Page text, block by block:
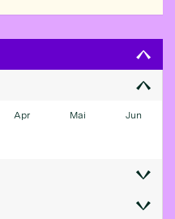
Apr Mai Jun